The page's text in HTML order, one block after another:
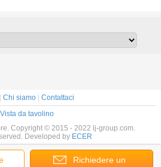
della
pura di
Richiedere un
Chi siamo| Contattaci
Vista da tavolino
Copyright © 2015 - 2022 lj-group.com.
Developed by ECER